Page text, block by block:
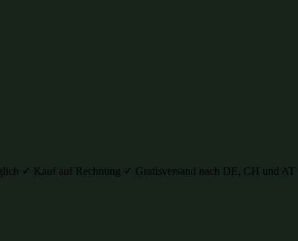
✓ Kauf auf Rechnung ✓ Gratisversand nach DE, CH und